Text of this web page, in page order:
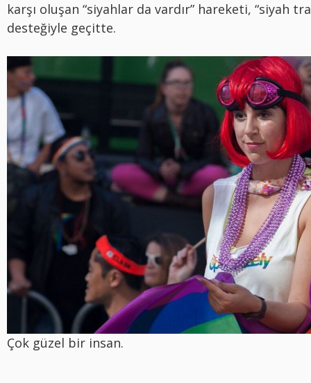
karşı oluşan “siyahlar da vardır” hareketi, “siyah
desteğiyle geçitte.
Çok güzel bir insan.